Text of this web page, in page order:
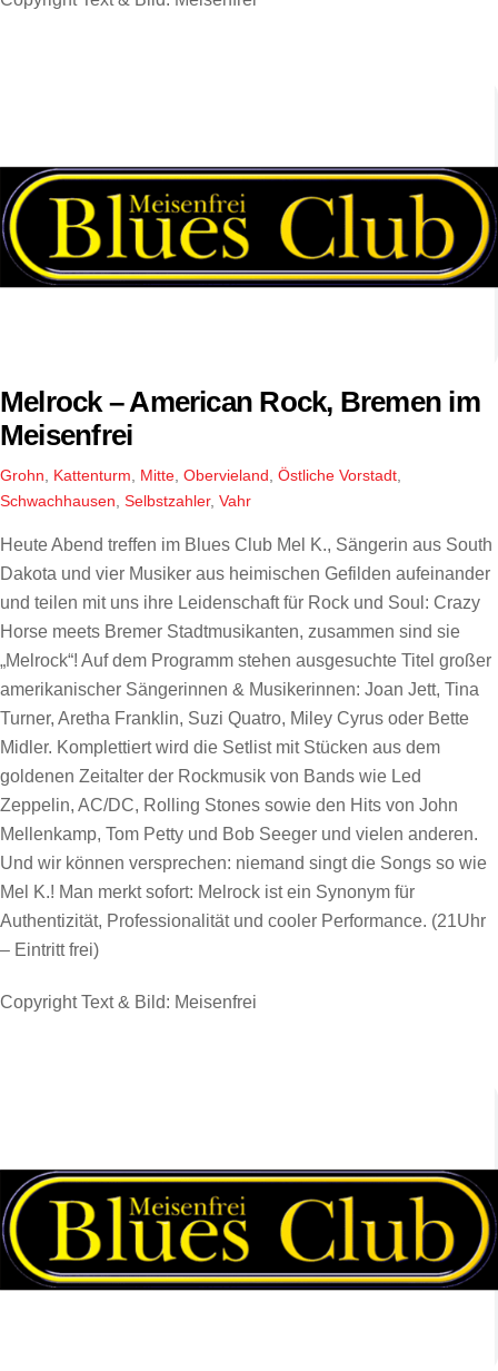
Melrock – American Rock, Bremen im
Meisenfrei
Grohn, Kattenturm, Mitte, Obervieland, Östliche Vorstadt,
Schwachhausen, Selbstzahler, Vahr
Heute Abend treffen im Blues Club Mel K., Sängerin aus South
Dakota und vier Musiker aus heimischen Gefilden aufeinander
und teilen mit uns ihre Leidenschaft für Rock und Soul: Crazy
Horse meets Bremer Stadtmusikanten, zusammen sind sie
„Melrock“! Auf dem Programm stehen ausgesuchte Titel großer
amerikanischer Sängerinnen & Musikerinnen: Joan Jett, Tina
Turner, Aretha Franklin, Suzi Quatro, Miley Cyrus oder Bette
Midler. Komplettiert wird die Setlist mit Stücken aus dem
goldenen Zeitalter der Rockmusik von Bands wie Led
Zeppelin, AC/DC, Rolling Stones sowie den Hits von John
Mellenkamp, Tom Petty und Bob Seeger und vielen anderen.
Und wir können versprechen: niemand singt die Songs so wie
Mel K.! Man merkt sofort: Melrock ist ein Synonym für
Authentizität, Professionalität und cooler Performance. (21Uhr
– Eintritt frei)
Copyright Text & Bild: Meisenfrei